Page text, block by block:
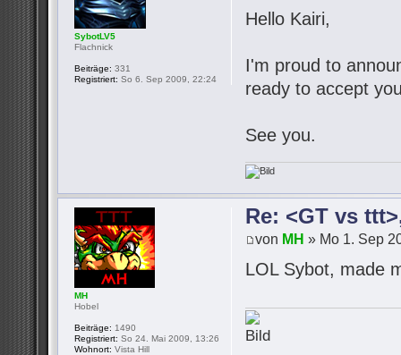
Hello Kairi,
I'm proud to
ready to accept
See you.
SybotLV5
Flachnick
Beiträge: 331
Registriert: So 6. Sep 2009, 22:24
Re: <GT vs
von MH » Mo 1. Sep
LOL Sybot, made
MH
Hobel
Beiträge: 1490
Registriert: So 24. Mai 2009, 13:26
Wohnort: Vista Hill